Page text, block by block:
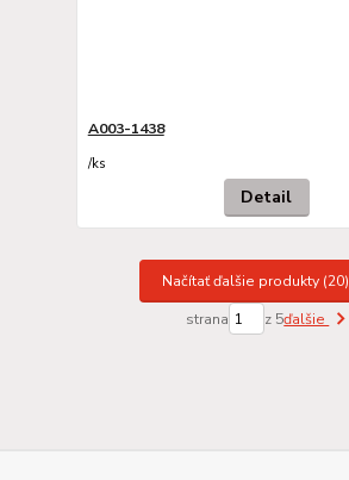
A003-1438
/ks
Detail
Načítať ďalšie produkty (20)
strana z 5ďalšie